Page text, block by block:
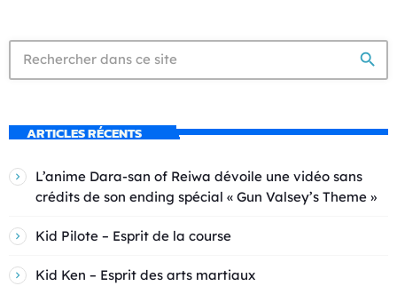
search
ARTICLES RÉCENTS
L’anime Dara-san of Reiwa dévoile une vidéo sans
crédits de son ending spécial « Gun Valsey’s Theme »
Kid Pilote – Esprit de la course
Kid Ken – Esprit des arts martiaux